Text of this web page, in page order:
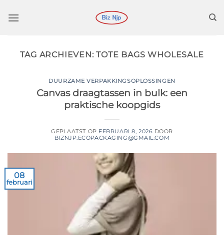
naar
TAG ARCHIEVEN:TOTE BAGS WHOLESALE
DUURZAME VERPAKKINGSOPLOSSINGEN
Canvas draagtassen in bulk: een
praktische koopgids
GEPLAATST OP FEBRUARI 8, 2026 DOOR
BIZNJP.ECOPACKAGING@GMAIL.COM
08
februari